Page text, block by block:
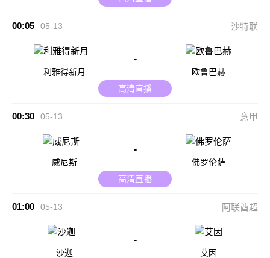
00:05 05-13 沙特联
利雅得新月
-
欧鲁巴赫
高清直播
00:30 05-13 意甲
威尼斯
-
佛罗伦萨
高清直播
01:00 05-13 阿联酋超
沙迦
-
艾因